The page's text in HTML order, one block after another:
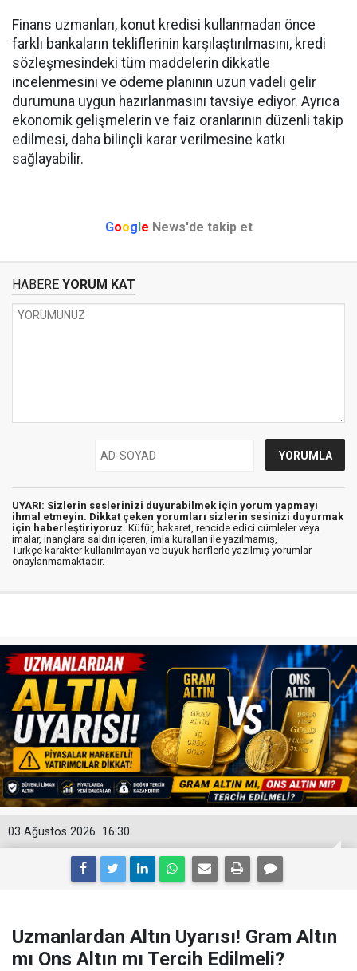
Finans uzmanları, konut kredisi kullanmadan önce
farklı bankaların tekliflerinin karşılaştırılmasını, kredi
sözleşmesindeki tüm maddelerin dikkatle
incelenmesini ve ödeme planının uzun vadeli gelir
durumuna uygun hazırlanmasını tavsiye ediyor. Ayrıca
ekonomik gelişmelerin ve faiz oranlarının düzenli takip
edilmesi, daha bilinçli karar verilmesine katkı
sağlayabilir.
Google News'de takip et
HABERE YORUM KAT
UYARI: Sizlerin seslerinizi duyurabilmek için yorum yapmayı
ihmal etmeyin. Dikkat çeken yorumları sizlerin sesinizi duyurmak
için haberleştiriyoruz. Küfür, hakaret, rencide edici cümleler veya
imalar, inançlara saldırı içeren, imla kuralları ile yazılmamış,
Türkçe karakter kullanılmayan ve büyük harflerle yazılmış yorumlar
onaylanmamaktadır.
16:30
03 Ağustos 2026
Uzmanlardan Altın Uyarısı! Gram Altın
mı Ons Altın mı Tercih Edilmeli?